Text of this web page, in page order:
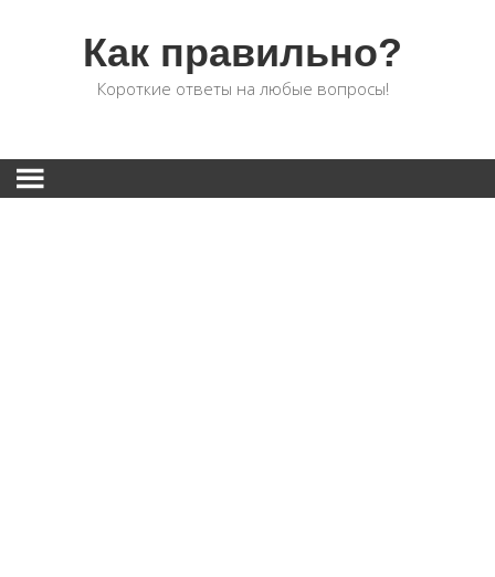
Как правильно?
Короткие ответы на любые вопросы!